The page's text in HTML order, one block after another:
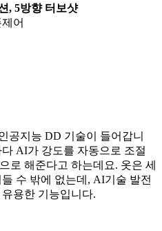
, 5방향 터보샷
어
공지능 DD 기술이 들어갑니
AI가 강도를 자동으로 조절
로 해준다고 하는데요. 옷은 세
수 밖에 없는데, AI기술 발전
용한 기능입니다.